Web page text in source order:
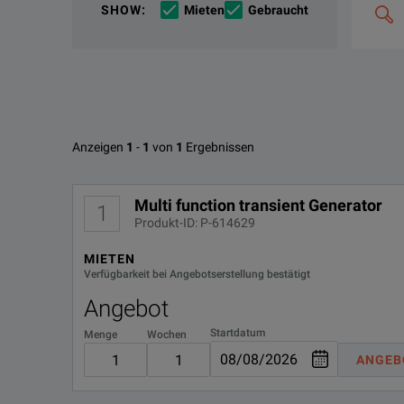
SHOW: Mieten Gebraucht
suchen
Verfügbare Optionen für Teseq
Anzeigen 1 - 1 von 1 Ergebnissen
1 Multi function transient Generator
Produkt-ID: P-614629
MIETEN
Verfügbarkeit bei Angebotserstellung bestätigt
Angebot
Menge Wochen Startdatum
The NSG 3040 system is designed to fulfill
HERUNTERLADEN